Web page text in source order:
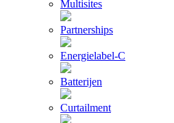
Multisites
Partnerships
Energielabel-C
Batterijen
Curtailment